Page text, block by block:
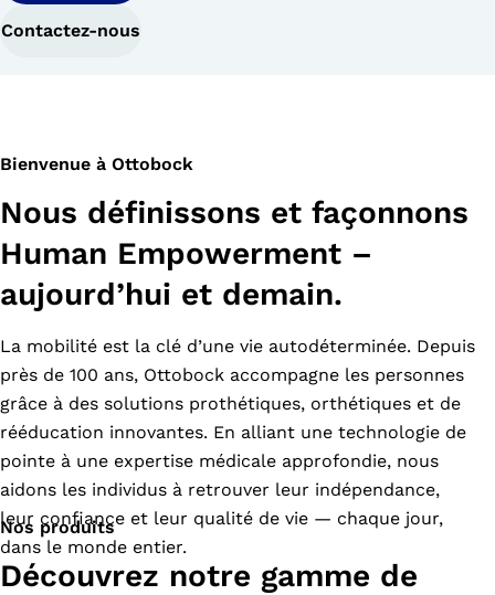
Contactez-nous
Bienvenue à Ottobock
Nous définissons et façonnons
Human Empowerment –
aujourd’hui et demain.
La mobilité est la clé d’une vie autodéterminée. Depuis
près de 100 ans, Ottobock accompagne les personnes
grâce à des solutions prothétiques, orthétiques et de
rééducation innovantes. En alliant une technologie de
pointe à une expertise médicale approfondie, nous
aidons les individus à retrouver leur indépendance,
leur confiance et leur qualité de vie — chaque jour,
dans le monde entier.
Nos produits
Découvrez notre gamme de